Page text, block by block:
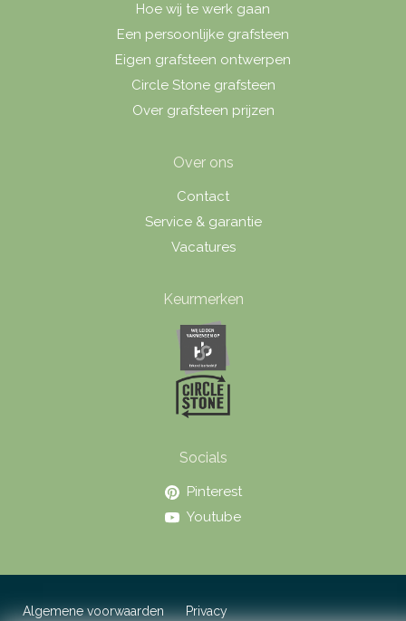
Hoe wij te werk gaan
Een persoonlijke grafsteen
Eigen grafsteen ontwerpen
Circle Stone grafsteen
Over grafsteen prijzen
Over ons
Contact
Service & garantie
Vacatures
Keurmerken
Socials
Pinterest
Youtube
Algemene voorwaarden Privacy